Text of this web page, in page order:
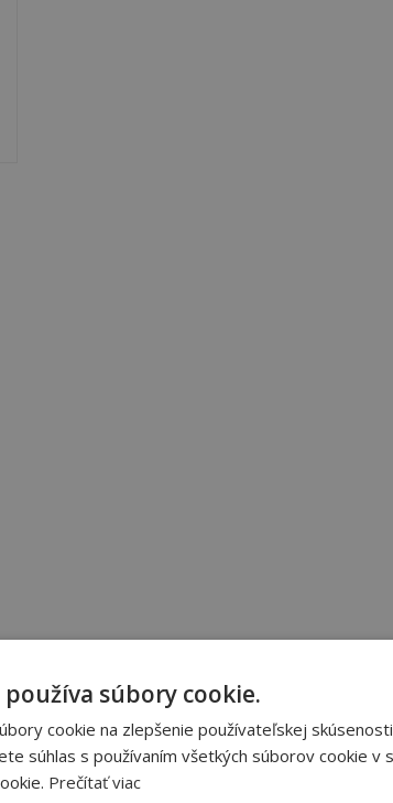
súbory cookie.
cookie na zlepšenie používateľskej
súhlas s používaním všetkých súborov cookie v
Prečítať viac